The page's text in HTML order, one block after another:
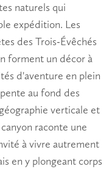
naturels qui
expédition. Les
des Trois-Évêchés
forment un décor à
d'aventure en plein
au fond des
verticale et
raconte une
à vivre autrement
en y plongeant corps